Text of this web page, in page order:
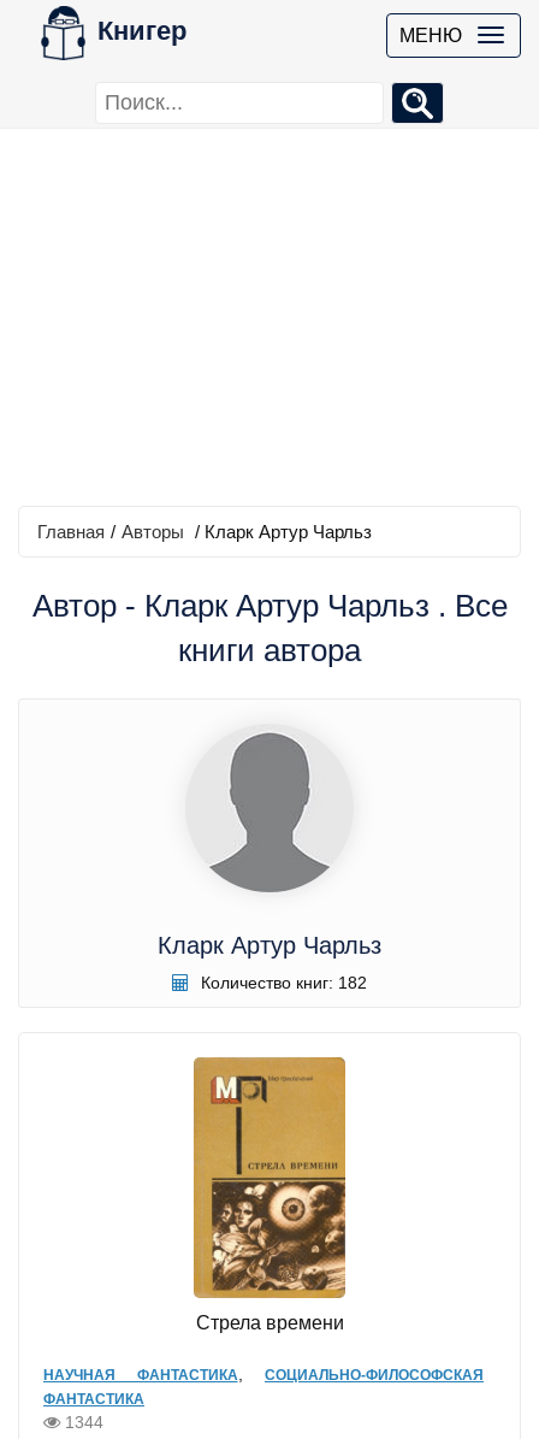
Книгер МЕНЮ
Главная / Авторы / Кларк Артур Чарльз
Автор - Кларк Артур Чарльз . Все
книги автора
Кларк Артур Чарльз
Количество книг: 182
Стрела времени
НАУЧНАЯ ФАНТАСТИКА
СОЦИАЛЬНО-ФИЛОСОФСКАЯ
ФАНТАСТИКА
1344